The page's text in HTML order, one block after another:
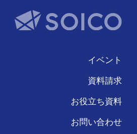
イベント
資料請求
お役立ち資料
お問い合わせ